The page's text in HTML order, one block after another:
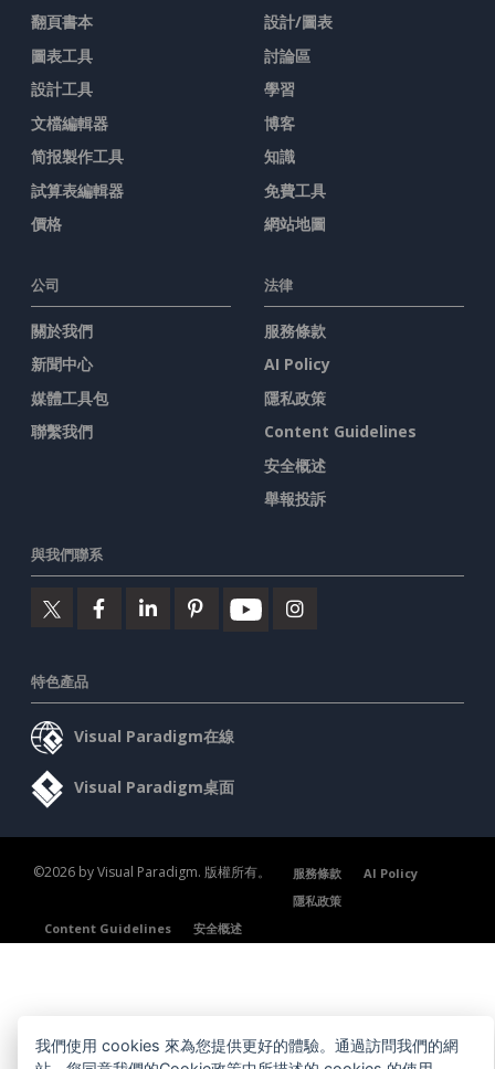
翻頁書本
圖表工具
設計工具
文檔編輯器
简报製作工具
試算表編輯器
價格
設計/圖表
討論區
學習
博客
知識
免費工具
網站地圖
公司
關於我們
新聞中心
媒體工具包
聯繫我們
法律
服務條款
AI Policy
隱私政策
Content Guidelines
安全概述
舉報投訴
與我們聯系
特色產品
Visual Paradigm在線
Visual Paradigm桌面
©2026 by Visual Paradigm. 版權所有。 服務條款
AI Policy
隱私政策
Content Guidelines
安全概述
我們使用 cookies 來為您提供更好的體驗。通過訪問我們的網